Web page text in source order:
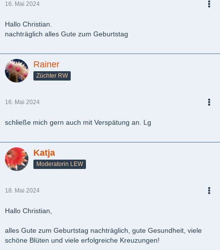
16. Mai 2024
Hallo Christian.
nachträglich alles Gute zum Geburtstag
Rainer
Züchter RW
16. Mai 2024
schließe mich gern auch mit Verspätung an. Lg
Katja
Moderatorin LEW
18. Mai 2024
Hallo Christian,
alles Gute zum Geburtstag nachträglich, gute Gesundheit, viele
schöne Blüten und viele erfolgreiche Kreuzungen!